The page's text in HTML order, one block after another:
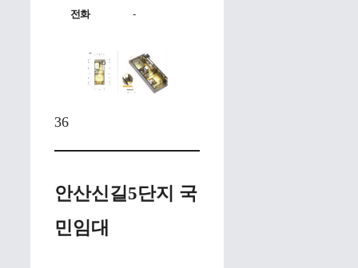
전화
-
36
안산신길5단지 국
민임대